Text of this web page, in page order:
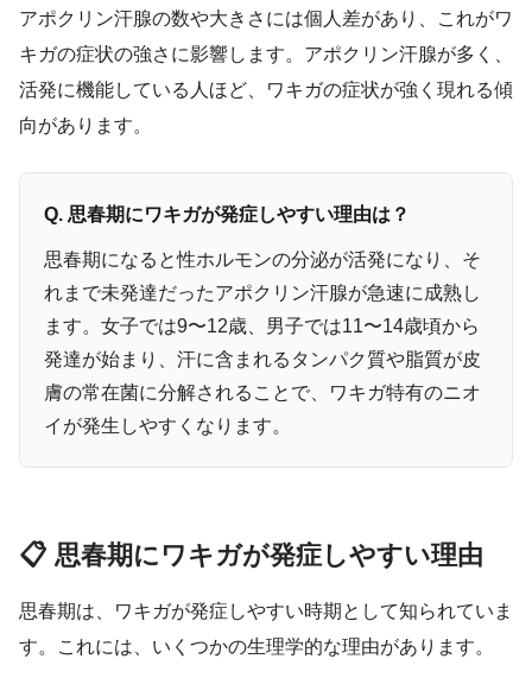
アポクリン汗腺の数や大きさには個人差があり、これがワ
キガの症状の強さに影響します。アポクリン汗腺が多く、
活発に機能している人ほど、ワキガの症状が強く現れる傾
向があります。
Q. 思春期にワキガが発症しやすい理由は？
思春期になると性ホルモンの分泌が活発になり、そ
れまで未発達だったアポクリン汗腺が急速に成熟し
ます。女子では9〜12歳、男子では11〜14歳頃から
発達が始まり、汗に含まれるタンパク質や脂質が皮
膚の常在菌に分解されることで、ワキガ特有のニオ
イが発生しやすくなります。
📋 思春期にワキガが発症しやすい理由
思春期は、ワキガが発症しやすい時期として知られていま
す。これには、いくつかの生理学的な理由があります。